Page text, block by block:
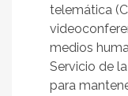
telemática
medios
Servicio de
para